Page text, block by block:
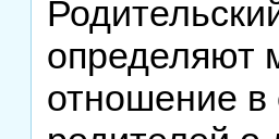
определяют
отношение